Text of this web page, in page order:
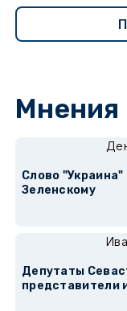
Мнения
Слово
Зеленскому
Депутаты
представители